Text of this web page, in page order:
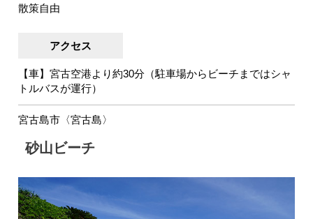
散策自由
アクセス
【車】宮古空港より約30分（駐車場からビーチまではシャ
トルバスが運行）
宮古島市〈宮古島〉
砂山ビーチ